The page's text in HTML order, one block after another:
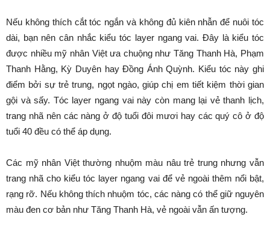
3 kiểu tóc layer trẻ trung, sành
điệu từ các mỹ nhân Việt
Bởi Minh Trang - Tháng 5 4, 2024 0
2242
Tóc tỉa layer là kiểu tóc đã rất quen thuộc với chị em nhưng đến
giờ chưa hề lỗi mốt. Để không phải suy nghĩ nhiều mà vẫn chọn
được kiểu tóc layer sành điệu, chuẩn mốt, chị em nên tham khảo
3 gợi ý từ các mỹ nhân Việt.